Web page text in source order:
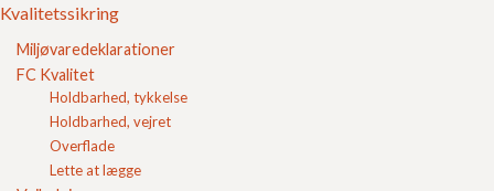
Kvalitetssikring
Miljøvaredeklarationer
FC Kvalitet
Holdbarhed, tykkelse
Holdbarhed, vejret
Overflade
Lette at lægge
Indkøbskurv
Gode råd
Gør det selv
Kvalitetssikring
Brochurer
Referencer
Om FC
Om FC Beton A/S